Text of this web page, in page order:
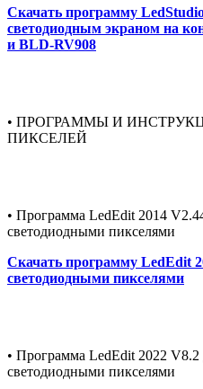
Скачать программу
светодиодным экраном на
и BLD-RV908
• ПРОГРАММЫ И
ПИКСЕЛЕЙ
• Программа LedEdit 2014
светодиодными пикселями
Скачать программу LedEdit
светодиодными пикселями
• Программа LedEdit 2022 V8.2
светодиодными пикселями